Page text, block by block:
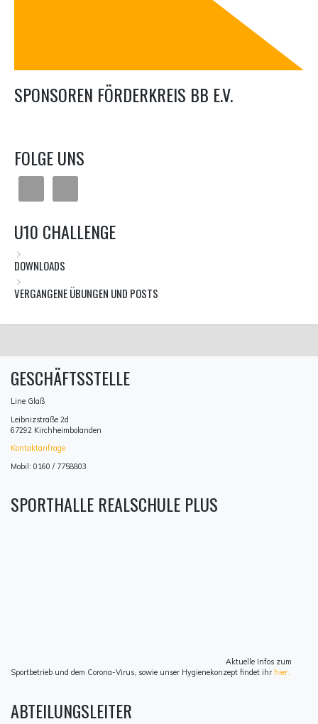
SPONSOREN FÖRDERKREIS BB E.V.
FOLGE UNS
U10 CHALLENGE
DOWNLOADS
VERGANGENE ÜBUNGEN UND POSTS
GESCHÄFTSSTELLE
Line Glaß
Leibnizstraße 2d
67292 Kirchheimbolanden
Kontaktanfrage
Mobil: 0160 / 7758803
SPORTHALLE REALSCHULE PLUS
Aktuelle Infos zum
Sportbetrieb und dem Corona-Virus, sowie unser Hygienekonzept findet ihr hier.
ABTEILUNGSLEITER